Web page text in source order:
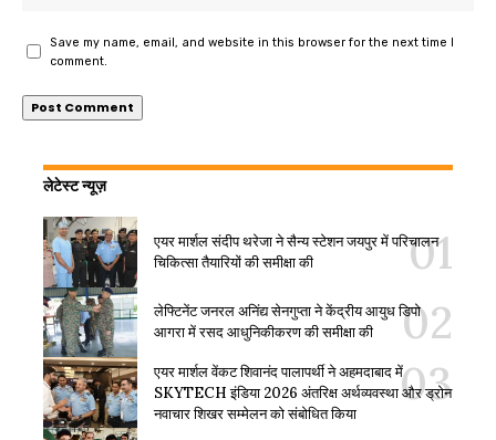
Save my name, email, and website in this browser for the next time I
comment.
लेटेस्ट न्यूज़
एयर मार्शल संदीप थरेजा ने सैन्य स्टेशन जयपुर में परिचालन
चिकित्सा तैयारियों की समीक्षा की
लेफ्टिनेंट जनरल अनिंद्य सेनगुप्ता ने केंद्रीय आयुध डिपो
आगरा में रसद आधुनिकीकरण की समीक्षा की
एयर मार्शल वेंकट शिवानंद पालापर्थी ने अहमदाबाद में
SKYTECH इंडिया 2026 अंतरिक्ष अर्थव्यवस्था और ड्रोन
नवाचार शिखर सम्मेलन को संबोधित किया